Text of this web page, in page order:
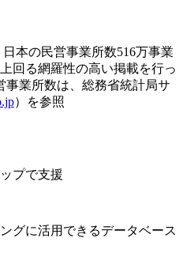
本の民営事業所数516万事業
回る網羅性の高い掲載を行っ
事業所数は、総務省統計局サ
）を参照
プで支援
グに活用できるデータベース